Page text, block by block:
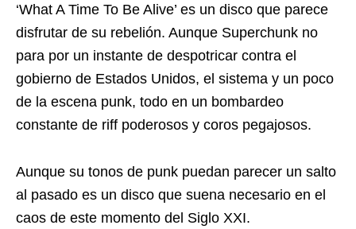
‘What A Time To Be Alive’ es un disco que parece
disfrutar de su rebelión. Aunque Superchunk no
para por un instante de despotricar contra el
gobierno de Estados Unidos, el sistema y un poco
de la escena punk, todo en un bombardeo
constante de riff poderosos y coros pegajosos.
Aunque su tonos de punk puedan parecer un salto
al pasado es un disco que suena necesario en el
caos de este momento del Siglo XXI.